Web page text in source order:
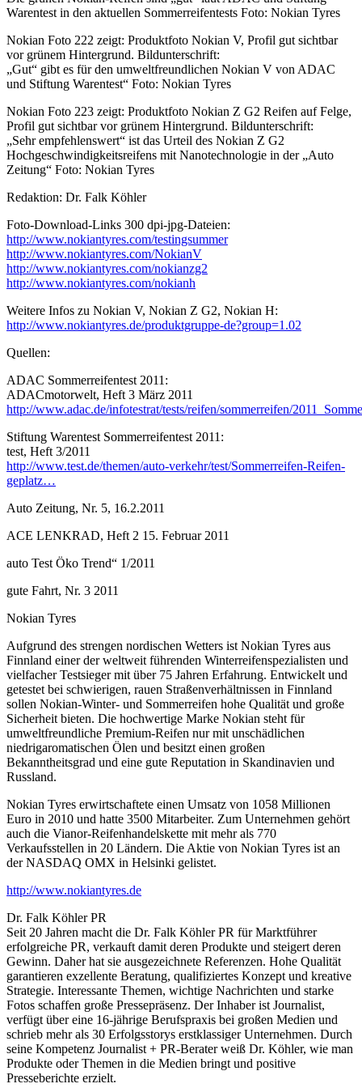
Warentest in den aktuellen Sommerreifentests Foto: Nokian Tyres
Nokian Foto 222 zeigt: Produktfoto Nokian V, Profil gut sichtbar
vor grünem Hintergrund. Bildunterschrift:
„Gut“ gibt es für den umweltfreundlichen Nokian V von ADAC
und Stiftung Warentest“ Foto: Nokian Tyres
Nokian Foto 223 zeigt: Produktfoto Nokian Z G2 Reifen auf Felge,
Profil gut sichtbar vor grünem Hintergrund. Bildunterschrift:
„Sehr empfehlenswert“ ist das Urteil des Nokian Z G2
Hochgeschwindigkeitsreifens mit Nanotechnologie in der „Auto
Zeitung“ Foto: Nokian Tyres
Redaktion: Dr. Falk Köhler
Foto-Download-Links 300 dpi-jpg-Dateien:
http://www.nokiantyres.com/testingsummer
http://www.nokiantyres.com/NokianV
http://www.nokiantyres.com/nokianzg2
http://www.nokiantyres.com/nokianh
Weitere Infos zu Nokian V, Nokian Z G2, Nokian H:
http://www.nokiantyres.de/produktgruppe-de?group=1.02
Quellen:
ADAC Sommerreifentest 2011:
ADACmotorwelt, Heft 3 März 2011
http://www.adac.de/infotestrat/tests/reifen/sommerreifen/
Stiftung Warentest Sommerreifentest 2011:
test, Heft 3/2011
http://www.test.de/themen/auto-verkehr/test/Sommerreifen-Reifen-
geplatz…
Auto Zeitung, Nr. 5, 16.2.2011
ACE LENKRAD, Heft 2 15. Februar 2011
auto Test Öko Trend“ 1/2011
gute Fahrt, Nr. 3 2011
Nokian Tyres
Aufgrund des strengen nordischen Wetters ist Nokian Tyres aus
Finnland einer der weltweit führenden Winterreifenspezialisten und
vielfacher Testsieger mit über 75 Jahren Erfahrung. Entwickelt und
getestet bei schwierigen, rauen Straßenverhältnissen in Finnland
sollen Nokian-Winter- und Sommerreifen hohe Qualität und große
Sicherheit bieten. Die hochwertige Marke Nokian steht für
umweltfreundliche Premium-Reifen nur mit unschädlichen
niedrigaromatischen Ölen und besitzt einen großen
Bekanntheitsgrad und eine gute Reputation in Skandinavien und
Russland.
Nokian Tyres erwirtschaftete einen Umsatz von 1058 Millionen
Euro in 2010 und hatte 3500 Mitarbeiter. Zum Unternehmen gehört
auch die Vianor-Reifenhandelskette mit mehr als 770
Verkaufsstellen in 20 Ländern. Die Aktie von Nokian Tyres ist an
der NASDAQ OMX in Helsinki gelistet.
http://www.nokiantyres.de
Dr. Falk Köhler PR
Seit 20 Jahren macht die Dr. Falk Köhler PR für Marktführer
erfolgreiche PR, verkauft damit deren Produkte und steigert deren
Gewinn. Daher hat sie ausgezeichnete Referenzen. Hohe Qualität
garantieren exzellente Beratung, qualifiziertes Konzept und kreative
Strategie. Interessante Themen, wichtige Nachrichten und starke
Fotos schaffen große Pressepräsenz. Der Inhaber ist Journalist,
verfügt über eine 16-jährige Berufspraxis bei großen Medien und
schrieb mehr als 30 Erfolgsstorys erstklassiger Unternehmen. Durch
seine Kompetenz Journalist + PR-Berater weiß Dr. Köhler, wie man
Produkte oder Themen in die Medien bringt und positive
Presseberichte erzielt.